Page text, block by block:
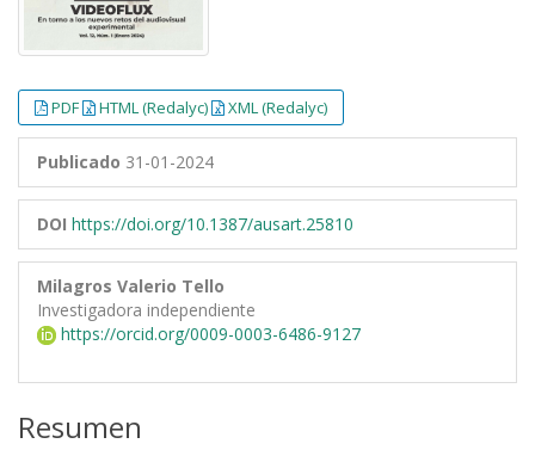
PDF HTML (Redalyc) XML (Redalyc)
Publicado 31-01-2024
DOI https://doi.org/10.1387/ausart.25810
Milagros Valerio Tello
Investigadora independiente
https://orcid.org/0009-0003-6486-9127
Resumen